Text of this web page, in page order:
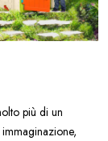
più di un